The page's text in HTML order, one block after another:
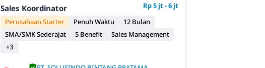
Sales Koordinator
Rp 5 jt - 6 jt
Perusahaan Starter
Penuh Waktu
12 Bulan
SMA/SMK Sederajat
5 Benefit
Sales Management
+3